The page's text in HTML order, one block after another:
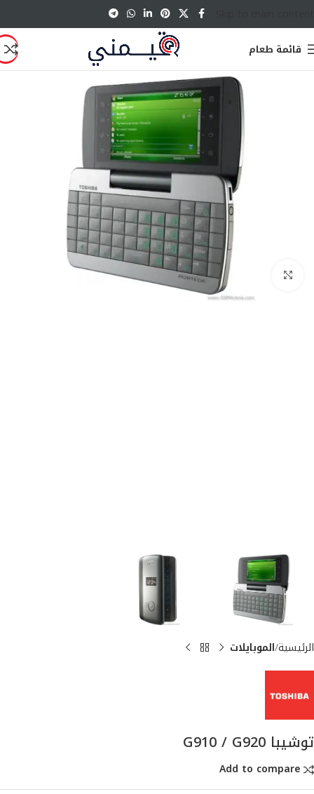
قائمة طعام
انقر للتكبير
الرئيسية الموبايلات
توشيبا G910 / G920
Add to compare